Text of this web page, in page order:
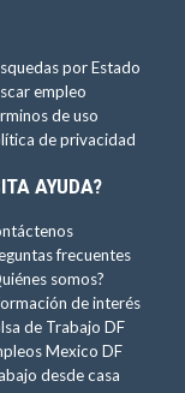
por Estado
empleo
de uso
de privacidad
AYUDA?
frecuentes
somos?
de interés
de Trabajo DF
Mexico DF
desde casa